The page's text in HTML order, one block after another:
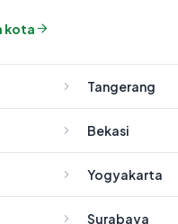
kota
Tangerang
Bekasi
Yogyakarta
Surabaya